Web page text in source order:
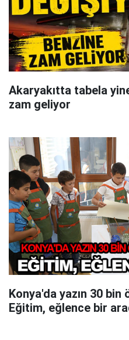
Akaryakıtta tabela
zam geliyor
Konya'da yazın 30
Eğitim, eğlence bir